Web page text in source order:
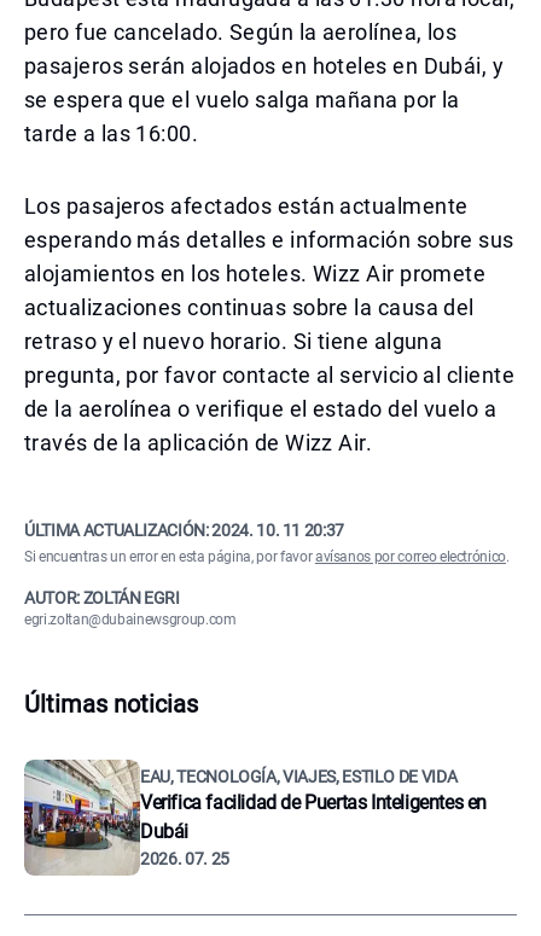
pero fue cancelado. Según la aerolínea, los
pasajeros serán alojados en hoteles en Dubái, y
se espera que el vuelo salga mañana por la
tarde a las 16:00.
Los pasajeros afectados están actualmente
esperando más detalles e información sobre sus
alojamientos en los hoteles. Wizz Air promete
actualizaciones continuas sobre la causa del
retraso y el nuevo horario. Si tiene alguna
pregunta, por favor contacte al servicio al cliente
de la aerolínea o verifique el estado del vuelo a
través de la aplicación de Wizz Air.
ÚLTIMA ACTUALIZACIÓN:2024. 10. 11 20:37
Si encuentras un error en esta página, por favoravísanos por correo electrónico.
AUTOR: ZOLTÁN EGRI
egri.zoltan@dubainewsgroup.com
Últimas noticias
EAU, TECNOLOGÍA, VIAJES, ESTILO DE VIDA
Verifica facilidad de Puertas Inteligentes en
Dubái
2026. 07. 25